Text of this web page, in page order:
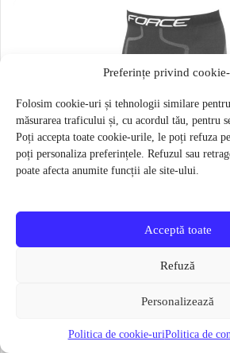
Preferințe privind
Folosim cookie-uri și tehnologii similare
măsurarea traficului și, cu acordul tău, pentru
Poți accepta toate cookie-urile, le poți refuza
poți personaliza preferințele. Refuzul sau
poate afecta anumite funcții ale site-ului.
Acceptă toate
Refuză
Personalizează
Politica de cookie-uriPolitica de
Pantaloni functionali Force Frost marime